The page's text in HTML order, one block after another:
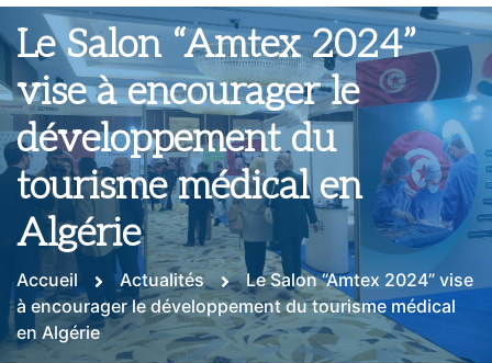
Le Salon “Amtex 2024”
vise à encourager le
développement du
tourisme médical en
Algérie
Accueil Actualités
Le Salon “Amtex 2024” vise
à encourager le développement du tourisme médical
en Algérie